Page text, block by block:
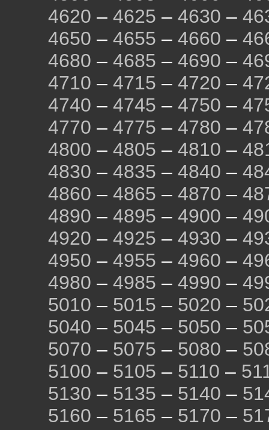
4620 – 4625 – 4630 –
4650 – 4655 – 4660 –
4680 – 4685 – 4690 –
4710 – 4715 – 4720 –
4740 – 4745 – 4750 –
4770 – 4775 – 4780 –
4800 – 4805 – 4810 –
4830 – 4835 – 4840 –
4860 – 4865 – 4870 –
4890 – 4895 – 4900 –
4920 – 4925 – 4930 –
4950 – 4955 – 4960 –
4980 – 4985 – 4990 –
5010 – 5015 – 5020 –
5040 – 5045 – 5050 –
5070 – 5075 – 5080 –
5100 – 5105 – 5110 –
5130 – 5135 – 5140 –
5160 – 5165 – 5170 –